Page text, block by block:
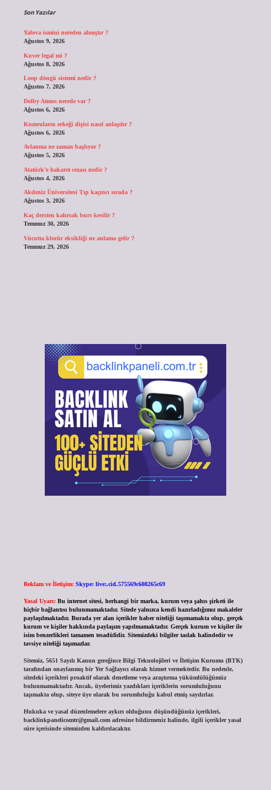
Son Yazılar
Yalova ismini nereden almıştır ?
Ağustos 9, 2026
Kuver legal mi ?
Ağustos 8, 2026
Loop döngü sistemi nedir ?
Ağustos 7, 2026
Dolby Atmos nerede var ?
Ağustos 6, 2026
Kumruların erkeği dişisi nasıl anlaşılır ?
Ağustos 6, 2026
Avlanma ne zaman başlıyor ?
Ağustos 5, 2026
Atatürk’e hakaret cezası nedir ?
Ağustos 4, 2026
Akdeniz Üniversitesi Tıp kaçıncı sırada ?
Ağustos 3, 2026
Kaç dersten kalırsak burs kesilir ?
Temmuz 30, 2026
Vücutta klorür eksikliği ne anlama gelir ?
Temmuz 29, 2026
Reklam ve İletişim: Skype: live:.cid.575569c608265c69
Yasal Uyarı: Bu internet sitesi, herhangi bir marka, kurum veya şahıs şirketi ile
hiçbir bağlantısı bulunmamaktadır. Sitede yalnızca kendi hazırladığımız makaleler
paylaşılmaktadır. Burada yer alan içerikler haber niteliği taşımamakta olup, gerçek
kurum ve kişiler hakkında paylaşım yapılmamaktadır. Gerçek kurum ve kişiler ile
isim benzerlikleri tamamen tesadüfidir. Sitemizdeki bilgiler taslak halindedir ve
tavsiye niteliği taşımazlar.
Sitemiz, 5651 Sayılı Kanun gereğince Bilgi Teknolojileri ve İletişim Kurumu (BTK)
tarafından onaylanmış bir Yer Sağlayıcı olarak hizmet vermektedir. Bu nedenle,
sitedeki içerikleri proaktif olarak denetleme veya araştırma yükümlülüğümüz
bulunmamaktadır. Ancak, üyelerimiz yazdıkları içeriklerin sorumluluğunu
taşımakta olup, siteye üye olarak bu sorumluluğu kabul etmiş sayılırlar.
Hukuka ve yasal düzenlemelere aykırı olduğunu düşündüğünüz içerikleri,
backlinkpanelicomtr@gmail.comadresine bildirmeniz halinde, ilgili içerikler yasal
süre içerisinde sitemizden kaldırılacaktır.